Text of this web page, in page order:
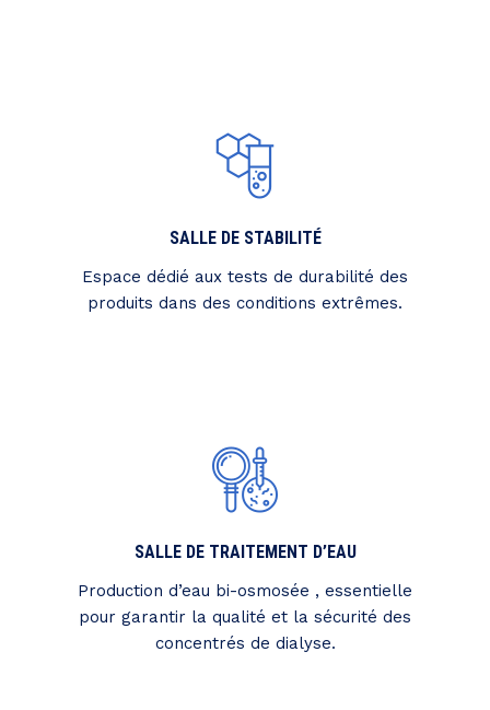
SALLE DE STABILITÉ
Espace dédié aux tests de durabilité des
produits dans des conditions extrêmes.
SALLE DE TRAITEMENT D’EAU
Production d’eau bi-osmosée , essentielle
pour garantir la qualité et la sécurité des
concentrés de dialyse.